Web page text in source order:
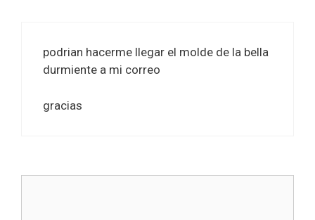
podrian hacerme llegar el molde de la bella
durmiente a mi correo
gracias